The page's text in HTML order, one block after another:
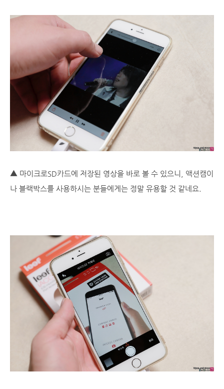
▲ 마이크로SD카드에 저장된 영상을 바로 볼 수 있으니, 액션캠이
나 블랙박스를 사용하시는 분들에게는 정말 유용할 것 같네요.